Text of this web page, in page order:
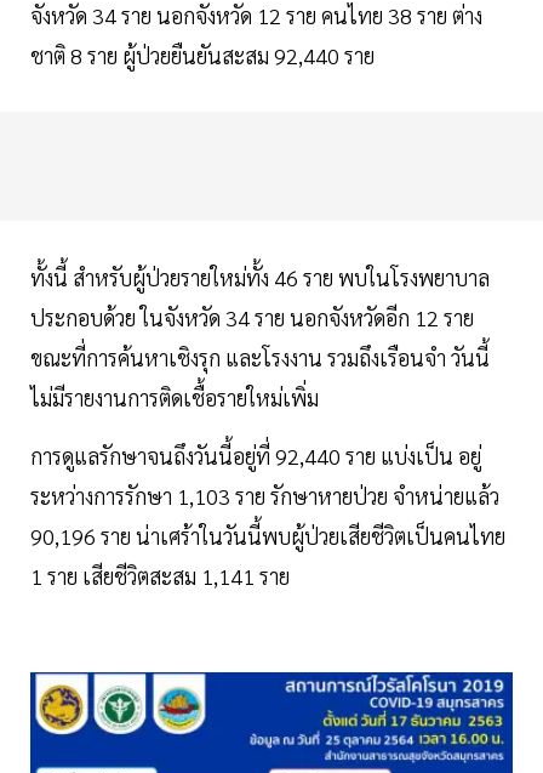
จังหวัด 34 ราย นอกจังหวัด 12 ราย คนไทย 38 ราย ต่าง
ชาติ 8 ราย ผู้ป่วยยืนยันสะสม 92,440 ราย
ทั้งนี้ สำหรับผู้ป่วยรายใหม่ทั้ง 46 ราย พบในโรงพยาบาล
ประกอบด้วย ในจังหวัด 34 ราย นอกจังหวัดอีก 12 ราย
ขณะที่การค้นหาเชิงรุก และโรงงาน รวมถึงเรือนจำ วันนี้
ไม่มีรายงานการติดเชื้อรายใหม่เพิ่ม
การดูแลรักษาจนถึงวันนี้อยู่ที่ 92,440 ราย แบ่งเป็น อยู่
ระหว่างการรักษา 1,103 ราย รักษาหายป่วย จำหน่ายแล้ว
90,196 ราย น่าเศร้าในวันนี้พบผู้ป่วยเสียชีวิตเป็นคนไทย
1 ราย เสียชีวิตสะสม 1,141 ราย